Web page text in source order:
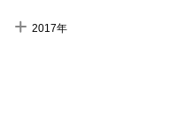
2017年